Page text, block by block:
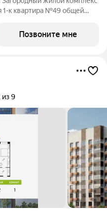
1-к квартира №49 общей
Для создания
Позвоните мне
из 9